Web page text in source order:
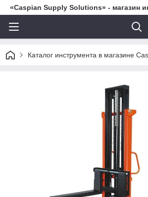
«Caspian Supply Solutions» - магазин
Каталог инструмента в магазине